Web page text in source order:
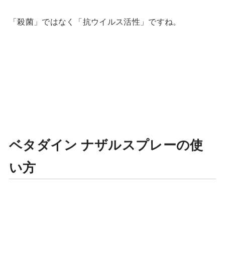
「殺菌」ではなく「抗ウイルス活性」ですね。
ベタダイン ナザルスプレーの使
い方